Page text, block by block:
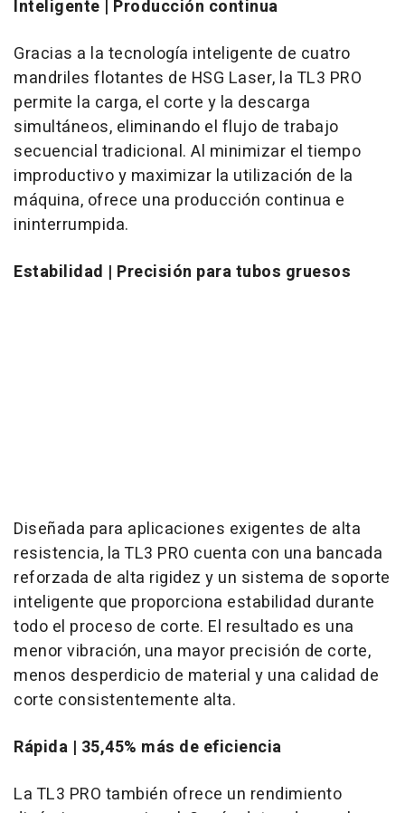
Inteligente | Producción continua
Gracias a la tecnología inteligente de cuatro
mandriles flotantes de HSG Laser, la TL3 PRO
permite la carga, el corte y la descarga
simultáneos, eliminando el flujo de trabajo
secuencial tradicional. Al minimizar el tiempo
improductivo y maximizar la utilización de la
máquina, ofrece una producción continua e
ininterrumpida.
Estabilidad | Precisión para tubos gruesos
Diseñada para aplicaciones exigentes de alta
resistencia, la TL3 PRO cuenta con una bancada
reforzada de alta rigidez y un sistema de soporte
inteligente que proporciona estabilidad durante
todo el proceso de corte. El resultado es una
menor vibración, una mayor precisión de corte,
menos desperdicio de material y una calidad de
corte consistentemente alta.
Rápida | 35,45% más de eficiencia
La TL3 PRO también ofrece un rendimiento